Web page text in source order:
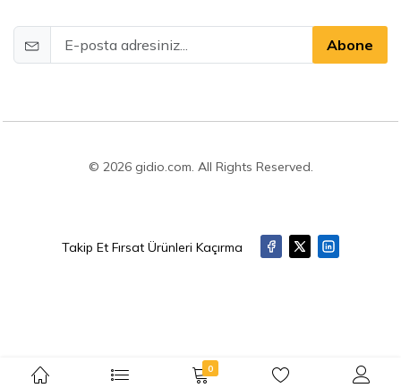
Abone
© 2026 gidio.com. All Rights Reserved.
Takip Et Fırsat Ürünleri Kaçırma
0